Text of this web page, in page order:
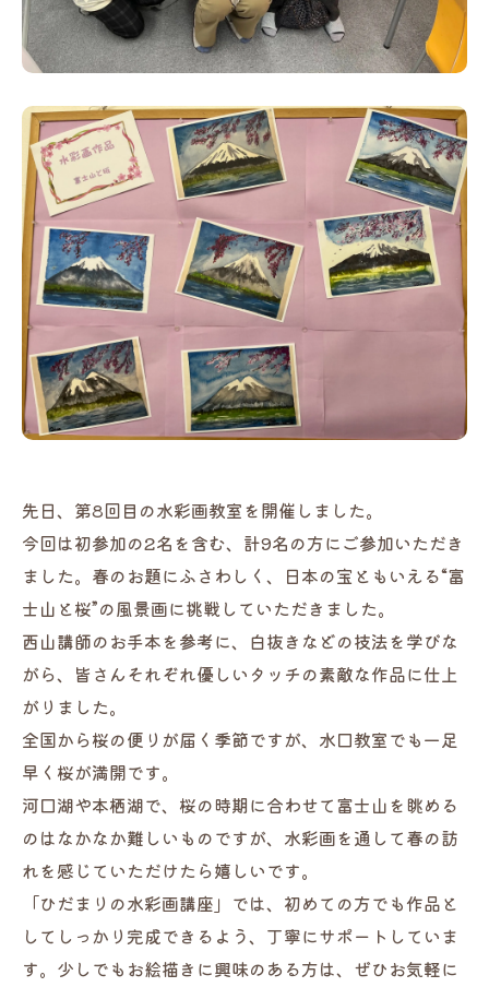
先日、第8回目の水彩画教室を開催しました。
今回は初参加の2名を含む、計9名の方にご参加いただき
ました。春のお題にふさわしく、日本の宝ともいえる“富
士山と桜”の風景画に挑戦していただきました。
西山講師のお手本を参考に、白抜きなどの技法を学びな
がら、皆さんそれぞれ優しいタッチの素敵な作品に仕上
がりました。
全国から桜の便りが届く季節ですが、水口教室でも一足
早く桜が満開です。
河口湖や本栖湖で、桜の時期に合わせて富士山を眺める
のはなかなか難しいものですが、水彩画を通して春の訪
れを感じていただけたら嬉しいです。
「ひだまりの水彩画講座」では、初めての方でも作品と
してしっかり完成できるよう、丁寧にサポートしていま
す。少しでもお絵描きに興味のある方は、ぜひお気軽に